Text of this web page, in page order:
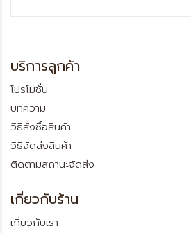
บริการลูกค้า
โปรโมชั่น
บทความ
วิธีสั่งซื้อสินค้า
วิธีจัดส่งสินค้า
ติดตามสถานะจัดส่ง
เกี่ยวกับร้าน
เกี่ยวกับเรา